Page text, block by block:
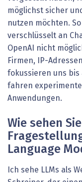
möglichst sicher
nutzen möchten.
verschlüsselt an
OpenAI nicht
Firmen, IP-
fokussieren uns bis
fahren
Anwendungen.
Wie sehen
Language
Ich sehe LLMs als